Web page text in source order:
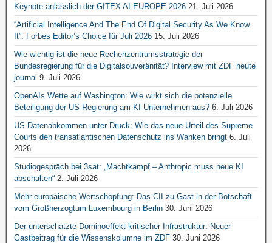
Keynote anlässlich der GITEX AI EUROPE 2026 21. Juli 2026
“Artificial Intelligence And The End Of Digital Security As We Know
It”: Forbes Editor’s Choice für Juli 2026 15. Juli 2026
Wie wichtig ist die neue Rechenzentrumsstrategie der
Bundesregierung für die Digitalsouveränität? Interview mit ZDF heute
journal 9. Juli 2026
OpenAIs Wette auf Washington: Wie wirkt sich die potenzielle
Beteiligung der US-Regierung am KI-Unternehmen aus? 6. Juli 2026
US-Datenabkommen unter Druck: Wie das neue Urteil des Supreme
Courts den transatlantischen Datenschutz ins Wanken bringt 6. Juli
2026
Studiogespräch bei 3sat: „Machtkampf – Anthropic muss neue KI
abschalten“ 2. Juli 2026
Mehr europäische Wertschöpfung: Das CII zu Gast in der Botschaft
vom Großherzogtum Luxembourg in Berlin 30. Juni 2026
Der unterschätzte Dominoeffekt kritischer Infrastruktur: Neuer
Gastbeitrag für die Wissenskolumne im ZDF 30. Juni 2026